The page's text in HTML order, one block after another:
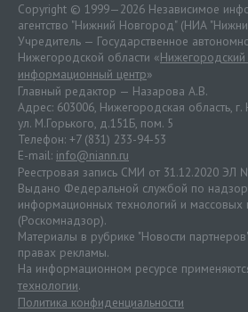
Copyright © 1999—2026 Независимое
агентство "Нижний Новгород" (НИА
Учредитель — Государственное
Нижегородской области «Нижегородский
информационный центр»
Главный редактор — Назарова А.В.
Адрес: 603006, Нижегородская область,
ул. М.Горького, д.151Б, пом. 5
Телефон: +7 (831) 233-94-53
E-mail: info@niann.ru
Реестровая запись СМИ от 31.12.2020 ЭЛ
Выдано Федеральной службой по
информационных технологий и массовых
(Роскомнадзор).
Материалы в рубрике "Новости
правах рекламы.
На информационном ресурсе
технологии.
Политика конфиденциальности